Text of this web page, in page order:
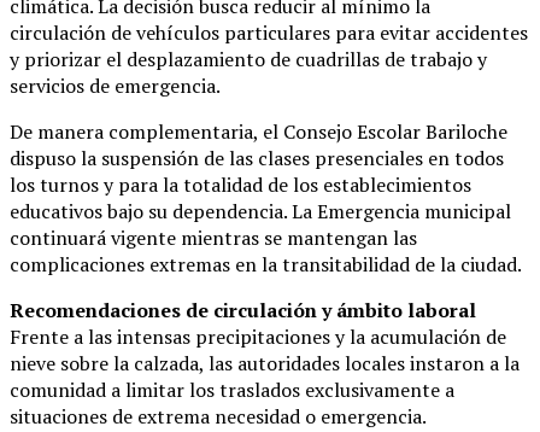
climática. La decisión busca reducir al mínimo la
circulación de vehículos particulares para evitar accidentes
y priorizar el desplazamiento de cuadrillas de trabajo y
servicios de emergencia.
De manera complementaria, el Consejo Escolar Bariloche
dispuso la suspensión de las clases presenciales en todos
los turnos y para la totalidad de los establecimientos
educativos bajo su dependencia. La Emergencia municipal
continuará vigente mientras se mantengan las
complicaciones extremas en la transitabilidad de la ciudad.
Recomendaciones de circulación y ámbito laboral
Frente a las intensas precipitaciones y la acumulación de
nieve sobre la calzada, las autoridades locales instaron a la
comunidad a limitar los traslados exclusivamente a
situaciones de extrema necesidad o emergencia.